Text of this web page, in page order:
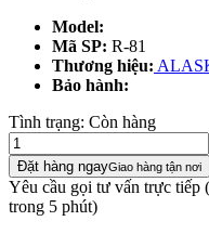
Model:
Mã SP: R-81
Thương hiệu:
Bảo hành:
Tình trạng: Còn hàng
Đặt hàng ngayGiao hàng tận nơi
Yêu cầu gọi tư vấn trực tiếp
trong 5 phút)